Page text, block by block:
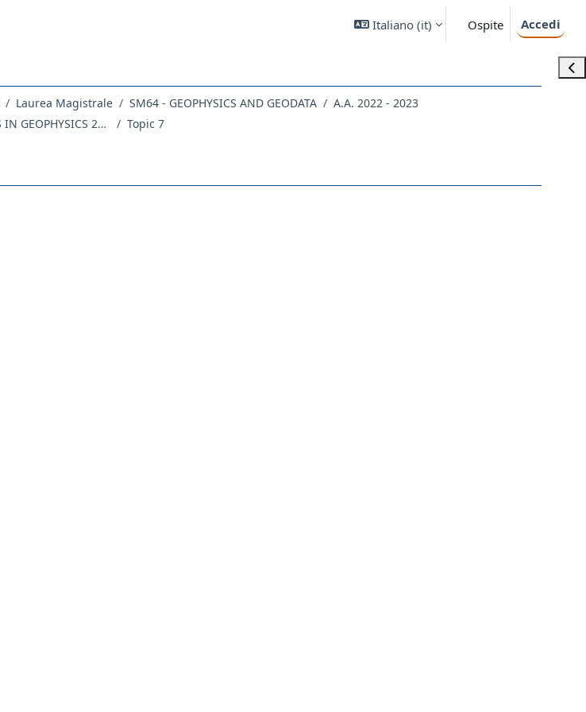
Italiano ‎(it)‎ Ospite Accedi
Laurea Magistrale SM64 - GEOPHYSICS AND GEODATA
A.A. 2022 - 2023
408SM - ELECTROMAGNETIC METHODS IN GEOPHYSICS 2022
Topic 7